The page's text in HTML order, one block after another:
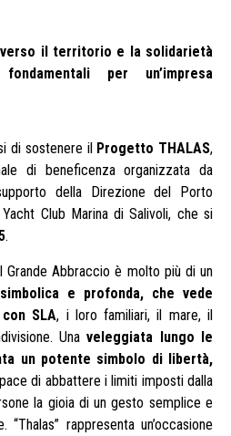
verso il territorio e la solidarietà
per un’impresa
di sostenere il Progetto THALAS,
di beneficenza organizzata da
della Direzione del Porto
Club Marina di Salivoli, che si
.
Abbraccio è molto più di un
e profonda, che vede
SLA, i loro familiari, il mare, il
Unaveleggiata lungo le
un potente simbolo di libertà,
di abbattere i limiti imposti dalla
la gioia di un gesto semplice e
rappresenta un’occasione